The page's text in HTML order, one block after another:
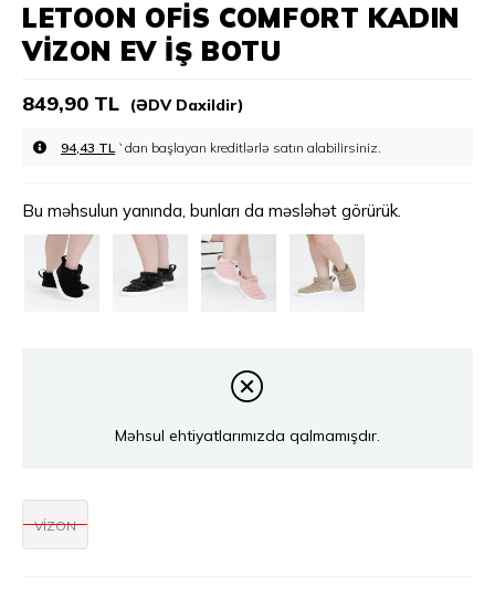
LETOON OFIS COMFORT KADIN
VIZON EV İŞ BOTU
849,90 TL (ƏDV Daxildir)
94,43 TL `dan başlayan kreditlərlə
Bu məhsulun yanında, bunları da məsləhət görürük.
Məhsul ehtiyatlarımızda qalmamışdır.
VİZON